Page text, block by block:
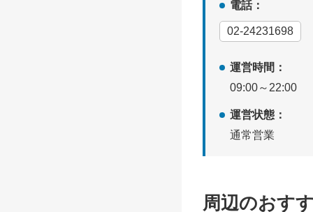
電話：
02-24231698
運営時間：
09:00～22:00
運営状態：
通常営業
周辺のおす